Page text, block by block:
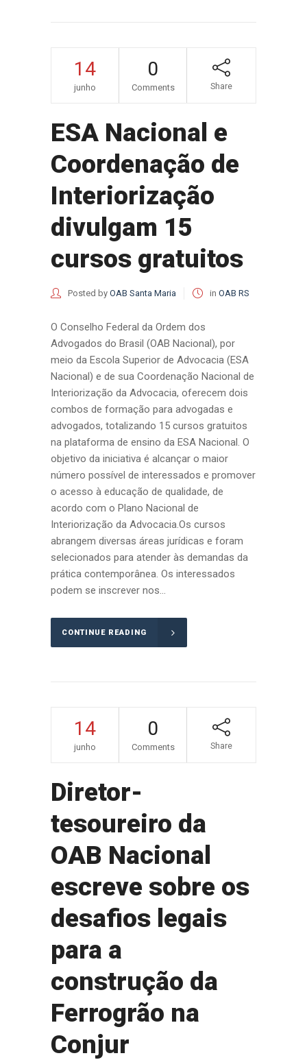
14
junho
0
Comments Share
ESA Nacional e
Coordenação de
Interiorização
divulgam 15
cursos gratuitos
Posted by OAB Santa Maria in OAB RS
O Conselho Federal da Ordem dos
Advogados do Brasil (OAB Nacional), por
meio da Escola Superior de Advocacia (ESA
Nacional) e de sua Coordenação Nacional de
Interiorização da Advocacia, oferecem dois
combos de formação para advogadas e
advogados, totalizando 15 cursos gratuitos
na plataforma de ensino da ESA Nacional. O
objetivo da iniciativa é alcançar o maior
número possível de interessados e promover
o acesso à educação de qualidade, de
acordo com o Plano Nacional de
Interiorização da Advocacia.Os cursos
abrangem diversas áreas jurídicas e foram
selecionados para atender às demandas da
prática contemporânea. Os interessados
podem se inscrever nos...
CONTINUE READING
14
junho
0
Comments Share
Diretor-
tesoureiro da
OAB Nacional
escreve sobre os
desafios legais
para a
construção da
Ferrogrão na
Conjur